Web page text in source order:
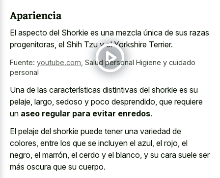
Apariencia
El aspecto del Shorkie es una mezcla única de sus razas
progenitoras, el Shih Tzu y el Yorkshire Terrier.
Fuente: youtube.com Salud personal Higiene y cuidado
personal
Una de las características distintivas del shorkie es su
pelaje, largo, sedoso y poco desprendido, que requiere
un aseo regular para evitar enredos.
El pelaje del shorkie puede tener una variedad de
colores, entre los que se incluyen el azul, el rojo, el
negro, el marrón, el cerdo y el blanco, y su cara suele ser
más oscura que su cuerpo.